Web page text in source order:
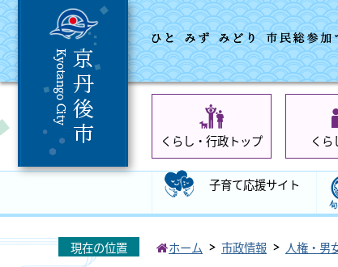
くらし・行政トップ くら
子育て応援サイト
現在の位置 ホーム 市政情報 人権・男